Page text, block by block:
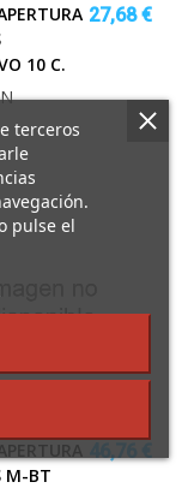
10 C.
27,68 €
M-BT
terceros
pulse el